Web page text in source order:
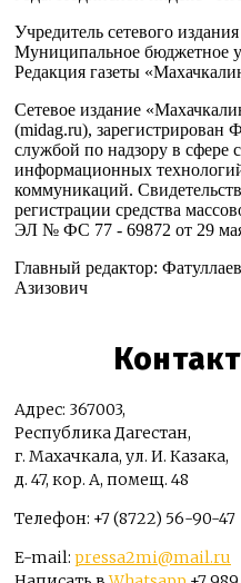
Учредитель сетевого
Муниципальное бюджетное
Редакция газеты
Сетевое издание
(midag.ru), зарегистрирован
службой по надзору в сфере
информационных
коммуникаций.
регистрации средства
ЭЛ № ФС 77 - 69872 от 29
Главный редактор:
Азизович
Адрес: 367003,
Республика Дагестан,
г. Махачкала, ул. И. Казака,
д. 47, кор. А, помещ. 48
Телефон: +7 (8722) 56-90-47
E-mail: pressa2mi@mail.ru